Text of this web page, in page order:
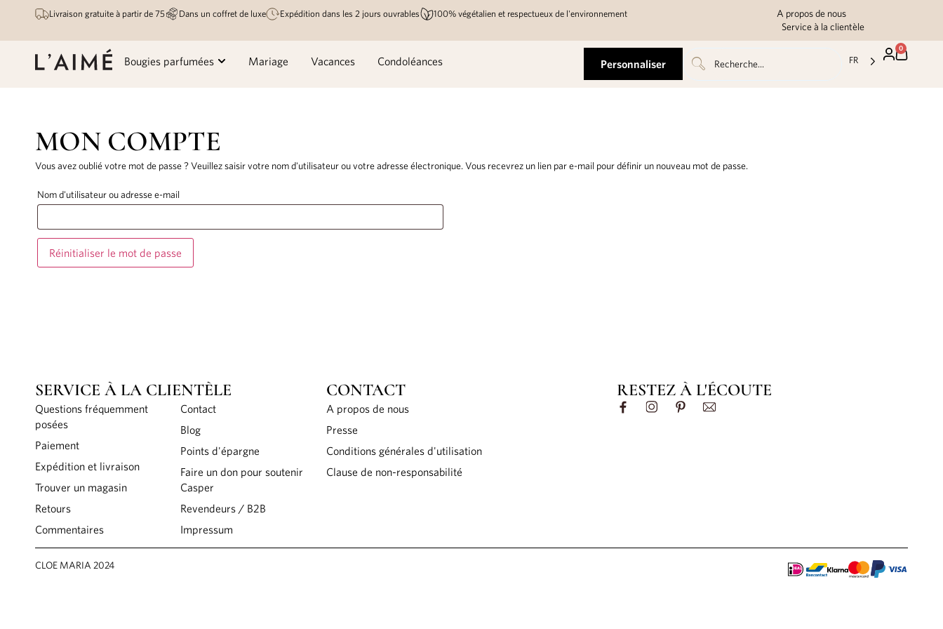
Livraison gratuite à partir de 75 Dans un coffret de luxe Expédition dans les 2 jours ouvrables 100% végétalien et respectueux de l'environnement
A propos de nous
Service à la clientèle
Bougies parfumées Mariage Vacances Condoléances Personnaliser FR
0
MON COMPTE
Vous avez oublié votre mot de passe ? Veuillez saisir votre nom d'utilisateur ou votre adresse électronique. Vous recevrez un lien par e-mail pour définir un nouveau mot de passe.
Nom d'utilisateur ou adresse e-mail
Réinitialiser le mot de passe
SERVICE À LA CLIENTÈLE
Questions fréquemment
posées
Paiement
Expédition et livraison
Trouver un magasin
Retours
Commentaires
Contact
Blog
Points d'épargne
Faire un don pour soutenir
Casper
Revendeurs / B2B
Impressum
CONTACT
A propos de nous
Presse
Conditions générales d'utilisation
Clause de non-responsabilité
RESTEZ À L'ÉCOUTE
CLOE MARIA 2024